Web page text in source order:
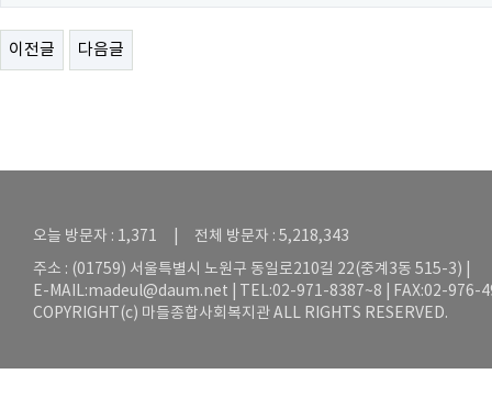
이전글 다음글
오늘 방문자 : 1,371 | 전체 방문자 : 5,218,343
주소 : (01759) 서울특별시 노원구 동일로210길 22(중계3동 515-3) |
E-MAIL:madeul@daum.net | TEL:02-971-8387~8 | FAX:02-976-
COPYRIGHT(c) 마들종합사회복지관 ALL RIGHTS RESERVED.